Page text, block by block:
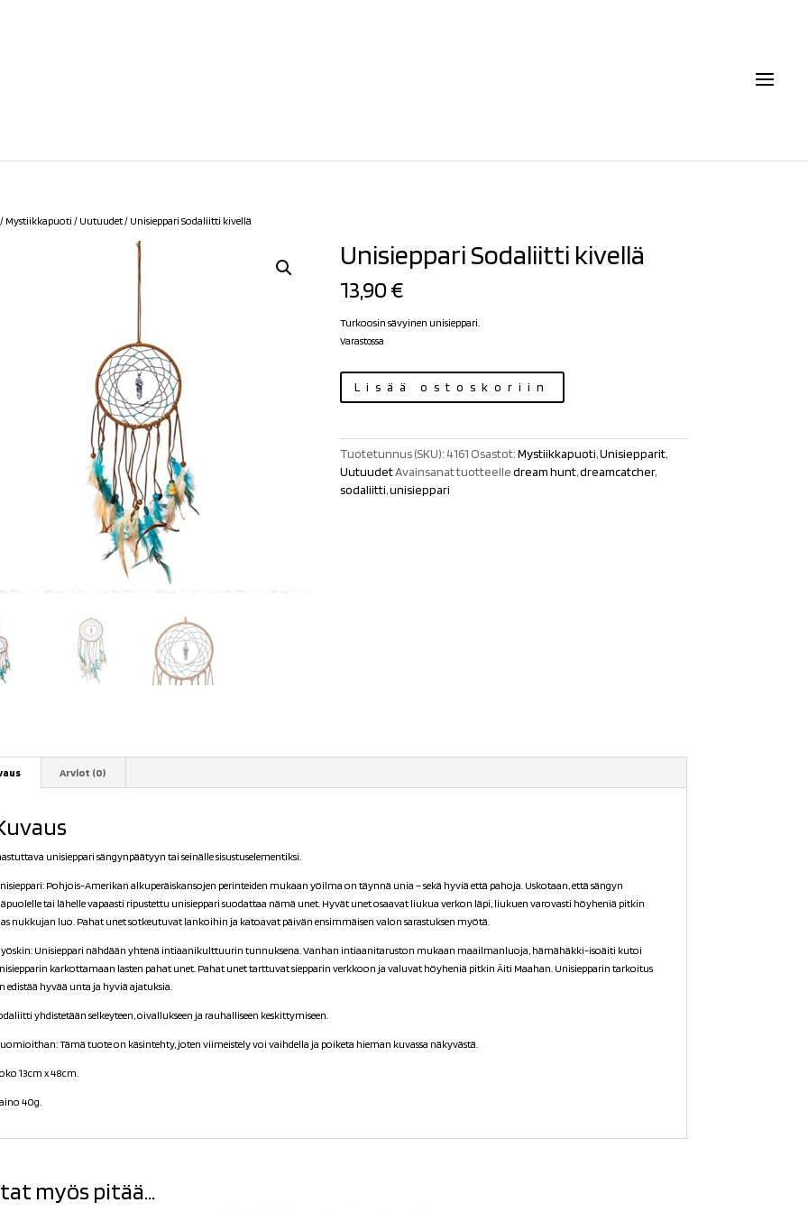
Mystiikkapuoti / Uutuudet/ Unisieppari Sodaliitti kivellä
Unisieppari Sodaliitti kivellä
13,90€
Turkoosin sävyinen unisieppari.
Varastossa
Sodaliitti
Lisää ostoskoriin
Tuotetunnus (SKU): 4161 Osastot:Mystiikkapuoti,Unisiepparit,
UutuudetAvainsanat tuotteelledream hunt,dreamcatcher,
sodaliitti,unisieppari
Arviot (0)
unisieppari sängynpäätyyn tai seinälle sisustuselementiksi.
Pohjois-Amerikan alkuperäiskansojen perinteiden mukaan yöilma on täynnä unia – sekä hyviä että pahoja. Uskotaan, että sängyn
tai lähelle vapaasti ripustettu unisieppari suodattaa nämä unet. Hyvät unet osaavat liukua verkon läpi, liukuen varovasti höyheniä pitkin
nukkujan luo. Pahat unet sotkeutuvat lankoihin ja katoavat päivän ensimmäisen valon sarastuksen myötä.
Unisieppari nähdään yhtenä intiaanikulttuurin tunnuksena. Vanhan intiaanitaruston mukaan maailmanluoja, hämähäkki-isoäiti kutoi
karkottamaan lasten pahat unet. Pahat unet tarttuvat siepparin verkkoon ja valuvat höyheniä pitkin Äiti Maahan. Unisiepparin tarkoitus
edistää hyvää unta ja hyviä ajatuksia.
yhdistetään selkeyteen, oivallukseen ja rauhalliseen keskittymiseen.
Tämä tuote on käsintehty, joten viimeistely voi vaihdella ja poiketa hieman kuvassa näkyvästä.
13cm x 48cm.
40g.
myös pitää...